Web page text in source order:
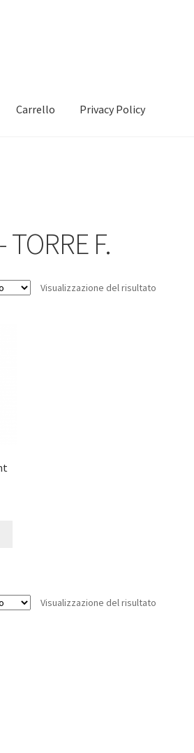
Carrello Privacy Policy
TORRE F.
Visualizzazione del risultato
Visualizzazione del risultato